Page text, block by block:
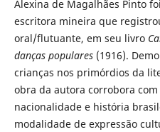
Alexina de Magalhães Pinto
escritora mineira que
oral/flutuante, em seu livro
danças populares (1916).
crianças nos primórdios da
obra da autora corrobora
nacionalidade e história
modalidade de expressão